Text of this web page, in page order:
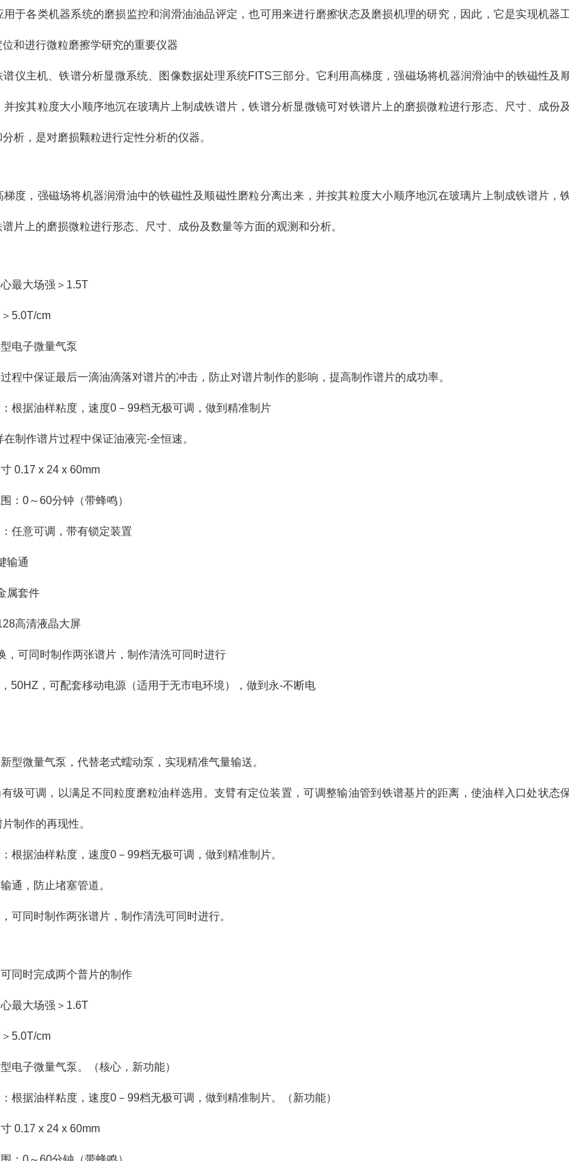
用于各类机器系统的磨损监控和润滑油油品评定，也可用来进行磨擦状态及磨损机理的研究，因此，它是实现机器
和进行微粒磨擦学研究的重要仪器
谱仪主机、铁谱分析显微系统、图像数据处理系统FITS三部分。它利用高梯度，强磁场将机器润滑油中的铁磁性及
并按其粒度大小顺序地沉在玻璃片上制成铁谱片，铁谱分析显微镜可对铁谱片上的磨损微粒进行形态、尺寸、成份
析，是对磨损颗粒进行定性分析的仪器。
梯度，强磁场将机器润滑油中的铁磁性及顺磁性磨粒分离出来，并按其粒度大小顺序地沉在玻璃片上制成铁谱片，
片上的磨损微粒进行形态、尺寸、成份及数量等方面的观测和分析。
最大场强＞1.5T
5.0T/cm
电子微量气泵
程中保证最后一滴油滴落对谱片的冲击，防止对谱片制作的影响，提高制作谱片的成功率。
根据油样粘度，速度0－99档无极可调，做到精准制片
制作谱片过程中保证油液完-全恒速。
0.17 x 24 x 60mm
：0～60分钟（带蜂鸣）
任意可调，带有锁定装置
输通
属套件
240*128高清液晶大屏
，可同时制作两张谱片，制作清洗可同时进行
50HZ，可配套移动电源（适用于无市电环境），做到永-不断电
型微量气泵，代替老式蠕动泵，实现精准气量输送。
级可调，以满足不同粒度磨粒油样选用。支臂有定位装置，可调整输油管到铁谱基片的距离，使油样入口处状态
制作的再现性。
根据油样粘度，速度0－99档无极可调，做到精准制片。
通，防止堵塞管道。
可同时制作两张谱片，制作清洗可同时进行。
同时完成两个普片的制作
最大场强＞1.6T
5.0T/cm
电子微量气泵。（核心，新功能）
根据油样粘度，速度0－99档无极可调，做到精准制片。（新功能）
0.17 x 24 x 60mm